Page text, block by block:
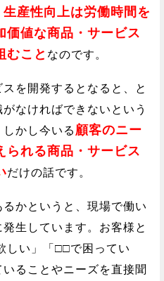
生産性向上は労働時間を
価値な商品・サービス
むこと なのです。
を開発するとなると、と
なければできないという
かし今いる 顧客のニー
られる商品・サービス
だけの話です。
かというと、現場で働い
生しています。お客様と
しい」「□□で困ってい
ることやニーズを直接聞